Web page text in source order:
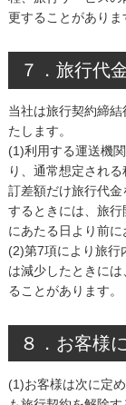
更することがありま
７．旅行代
当社は旅行契約締
たします。
(1)利用する運送機
り、通常想定され
訂差額だけ旅行代
するときには、旅
にあたる日より前に
(2)第7項により旅行
は減少したときに
ることがあります。
８．お客様
(1)お客様は次に定